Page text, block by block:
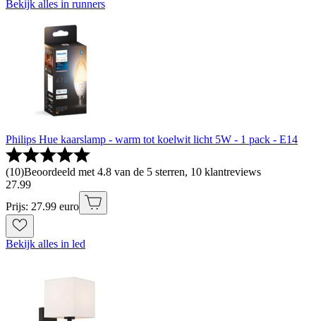
Bekijk alles in runners
Philips Hue kaarslamp - warm tot koelwit licht 5W - 1 pack - E14
(10)Beoordeeld met 4.8 van de 5 sterren, 10 klantreviews
27.99
Prijs: 27.99 euro
Bekijk alles in led